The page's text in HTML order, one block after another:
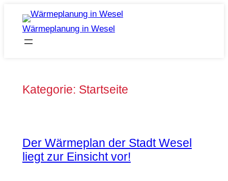
Inhalt
Wärmeplanung in Wesel
Kategorie: Startseite
Der Wärmeplan der Stadt Wesel
liegt zur Einsicht vor!